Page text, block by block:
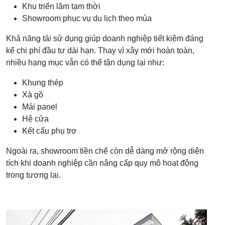
Khu triển lãm tạm thời
Showroom phục vụ du lịch theo mùa
Khả năng tái sử dụng giúp doanh nghiệp tiết kiệm đáng
kể chi phí đầu tư dài hạn. Thay vì xây mới hoàn toàn,
nhiều hạng mục vẫn có thể tận dụng lại như:
Khung thép
Xà gồ
Mái panel
Hệ cửa
Kết cấu phụ trợ
Ngoài ra, showroom tiền chế còn dễ dàng mở rộng diện
tích khi doanh nghiệp cần nâng cấp quy mô hoạt động
trong tương lai.